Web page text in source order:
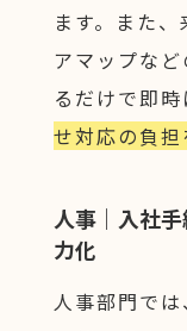
ます。また
アマップな
るだけで即時
せ対応の負
人事｜入社
力化
人事部門で